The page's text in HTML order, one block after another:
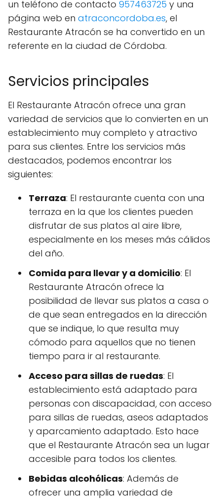
un teléfono de contacto 957463725 y una
página web en atraconcordoba.es, el
Restaurante Atracón se ha convertido en un
referente en la ciudad de Córdoba.
Servicios principales
El Restaurante Atracón ofrece una gran
variedad de servicios que lo convierten en un
establecimiento muy completo y atractivo
para sus clientes. Entre los servicios más
destacados, podemos encontrar los
siguientes:
Terraza: El restaurante cuenta con una
terraza en la que los clientes pueden
disfrutar de sus platos al aire libre,
especialmente en los meses más cálidos
del año.
Comida para llevar y a domicilio: El
Restaurante Atracón ofrece la
posibilidad de llevar sus platos a casa o
de que sean entregados en la dirección
que se indique, lo que resulta muy
cómodo para aquellos que no tienen
tiempo para ir al restaurante.
Acceso para sillas de ruedas: El
establecimiento está adaptado para
personas con discapacidad, con acceso
para sillas de ruedas, aseos adaptados
y aparcamiento adaptado. Esto hace
que el Restaurante Atracón sea un lugar
accesible para todos los clientes.
Bebidas alcohólicas: Además de
ofrecer una amplia variedad de